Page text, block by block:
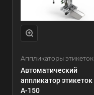
Аппликаторы этикеток
Автоматический
аппликатор этикеток
А-150